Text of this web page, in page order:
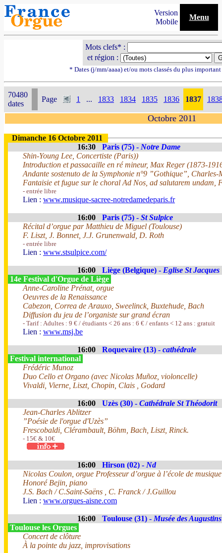
Version
Mobile
Menu
Mots clefs* :
et région :
* Dates (j/mm/aaaa) et/ou mots classés du plus
70480
dates
Page 1 ... 1833 1834 1835 1836 1837
Octobre 2011
Dimanche 16 Octobre 2011
16:30
Paris (75) - Notre Dame
Shin-Young Lee, Concertiste (Paris))
Introduction et passacaille en ré mineur, Max Reger (1873-
Andante sostenuto de la Symphonie n°9 ”Gothique”,
Fantaisie et fugue sur le choral Ad Nos, ad salutarem undam,
- entrée libre
Lien : www.musique-sacree-notredamedeparis.fr
16:00 Paris (75) - St Sulpice
Récital d’orgue par Matthieu de Miguel (Toulouse)
F. Liszt, J. Bonnet, J.J. Grunenwald, D. Roth
- entrée libre
Lien : www.stsulpice.com/
16:00 Liège (Belgique) - Eglise St Jacques
14e Festival d'Orgue de Liège
Anne-Caroline Prénat, orgue
Oeuvres de la Renaissance
Cabezon, Correa de Arauxo, Sweelinck, Buxtehude, Bach
Diffusion du jeu de l’organiste sur grand écran
- Tarif : Adultes : 9 € / étudiants < 26 ans : 6 € / enfants < 12 ans : gratuit
Lien : www.msj.be
16:00 Roquevaire (13) - cathédrale
Festival international
Frédéric Munoz
Duo Cello et Organo (avec Nicolas Muñoz, violoncelle)
Vivaldi, Vierne, Liszt, Chopin, Clais , Godard
16:00 Uzès (30) - Cathédrale St Théodorit
Jean-Charles Ablitzer
”Poésie de l'orgue d'Uzès”
Frescobaldi, Clérambault, Böhm, Bach, Liszt, Rinck.
- 15€ & 10€
16:00 Hirson (02) - Nd
Nicolas Coulon, orgue Professeur d’orgue à l’école de
Honoré Bejin, piano
J.S. Bach / C.Saint-Saëns , C. Franck / J.Guillou
Lien : www.orgues-aisne.com
16:00 Toulouse (31) - Musée des Augustins
Toulouse les Orgues
Concert de clôture
À la pointe du jazz, improvisations